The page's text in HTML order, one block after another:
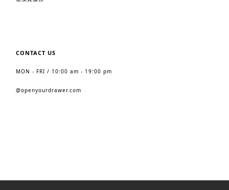
CONTACT US
MON - FRI / 10:00 am - 19:00 pm
@openyourdrawer.com